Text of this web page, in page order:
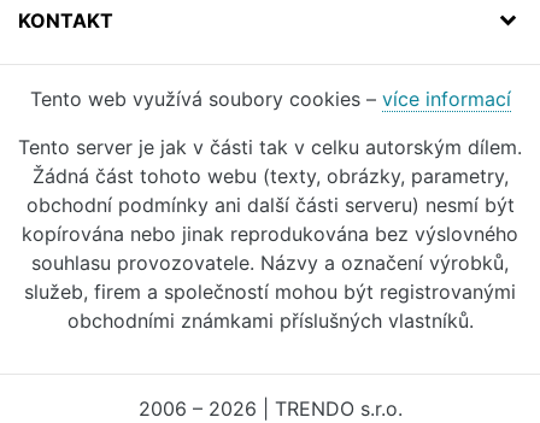
KONTAKT
Tento web využívá soubory cookies – více informací
Tento server je jak v části tak v celku autorským dílem.
Žádná část tohoto webu (texty, obrázky, parametry,
obchodní podmínky ani další části serveru) nesmí být
kopírována nebo jinak reprodukována bez výslovného
souhlasu provozovatele. Názvy a označení výrobků,
služeb, firem a společností mohou být registrovanými
obchodními známkami příslušných vlastníků.
2006 – 2026 | TRENDO s.r.o.